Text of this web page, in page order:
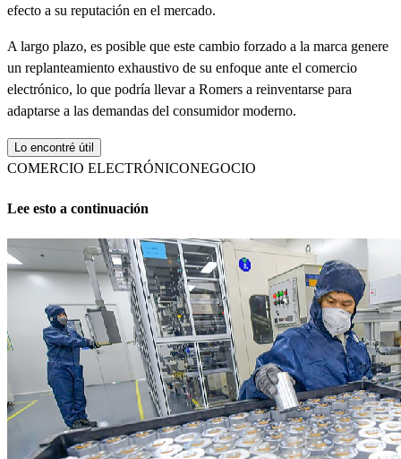
efecto a su reputación en el mercado.
A largo plazo, es posible que este cambio forzado a la marca genere
un replanteamiento exhaustivo de su enfoque ante el comercio
electrónico, lo que podría llevar a Romers a reinventarse para
adaptarse a las demandas del consumidor moderno.
Lo encontré útil
COMERCIO ELECTRÓNICONEGOCIO
Lee esto a continuación